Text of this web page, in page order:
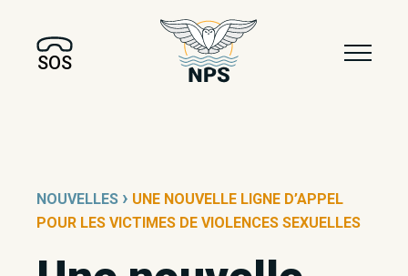
SOS
NOUVELLES › UNE NOUVELLE LIGNE D’APPEL
POUR LES VICTIMES DE VIOLENCES SEXUELLES